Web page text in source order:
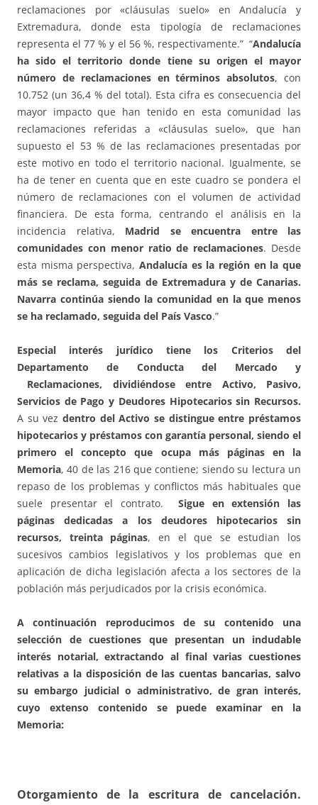
reclamaciones por «cláusulas suelo» en Andalucía y
Extremadura, donde esta tipología de reclamaciones
representa el 77 % y el 56 %, respectivamente.” “Andalucía
ha sido el territorio donde tiene su origen el mayor
número de reclamaciones en términos absolutos, con
10.752 (un 36,4 % del total). Esta cifra es consecuencia del
mayor impacto que han tenido en esta comunidad las
reclamaciones referidas a «cláusulas suelo», que han
supuesto el 53 % de las reclamaciones presentadas por
este motivo en todo el territorio nacional. Igualmente, se
ha de tener en cuenta que en este cuadro se pondera el
número de reclamaciones con el volumen de actividad
financiera. De esta forma, centrando el análisis en la
incidencia relativa, Madrid se encuentra entre las
comunidades con menor ratio de reclamaciones. Desde
esta misma perspectiva, Andalucía es la región en la que
más se reclama, seguida de Extremadura y de Canarias.
Navarra continúa siendo la comunidad en la que menos
se ha reclamado, seguida del País Vasco.”
Especial interés jurídico tiene los Criterios del
Departamento de Conducta del Mercado y
Reclamaciones, dividiéndose entre Activo, Pasivo,
Servicios de Pago y Deudores Hipotecarios sin Recursos.
A su vez dentro del Activo se distingue entre préstamos
hipotecarios y préstamos con garantía personal, siendo el
primero el concepto que ocupa más páginas en la
Memoria, 40 de las 216 que contiene; siendo su lectura un
repaso de los problemas y conflictos más habituales que
suele presentar el contrato.Sigue en extensión las
páginas dedicadas a los deudores hipotecarios sin
recursos, treinta páginas, en el que se estudian los
sucesivos cambios legislativos y los problemas que en
aplicación de dicha legislación afecta a los sectores de la
población más perjudicados por la crisis económica.
A continuación reproducimos de su contenido una
selección de cuestiones que presentan un indudable
interés notarial, extractando al final varias cuestiones
relativas a la disposición de las cuentas bancarias, salvo
su embargo judicial o administrativo, de gran interés,
cuyo extenso contenido se puede examinar en la
Memoria:
Otorgamiento de la escritura de cancelación.